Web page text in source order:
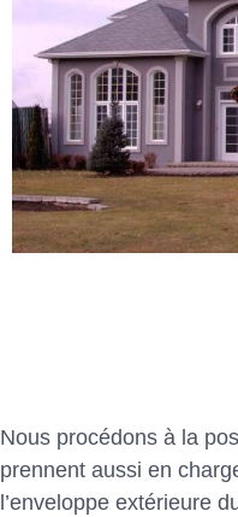
Nous procédons à la
prennent aussi en
l’enveloppe extérieure